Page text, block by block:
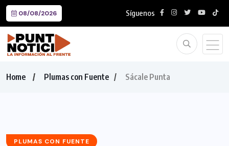
08/08/2026 Síguenos
Home Plumas con Fuente Sácale Punta
PLUMAS CON FUENTE